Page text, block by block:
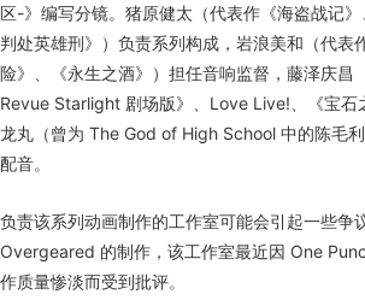
区-》编写分镜。猪原健太（代表作《海盗战记
判处英雄刑》）负责系列构成，岩浪美和（代表
险》、《永生之酒》）担任音响监督，藤泽庆
Revue Starlight 剧场版》、Love Live!、《宝石
龙丸（曾为 The God of High School 中的陈毛
配音。
负责该系列动画制作的工作室可能会引起一些争
Overgeared 的制作，该工作室最近因 One
作质量惨淡而受到批评。